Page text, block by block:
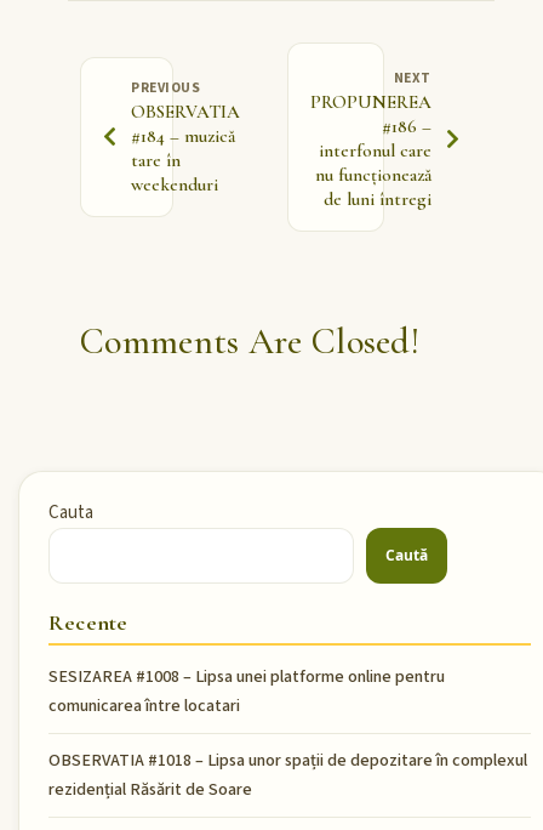
PREVIOUS
OBSERVATIA
#184 – muzică
tare în
weekenduri
NEXT
PROPUNEREA
#186 –
interfonul care
nu funcționează
de luni întregi
Comments Are Closed!
Cauta
Caută
Recente
SESIZAREA #1008 – Lipsa unei platforme online pentru
comunicarea între locatari
OBSERVATIA #1018 – Lipsa unor spații de depozitare în complexul
rezidențial Răsărit de Soare